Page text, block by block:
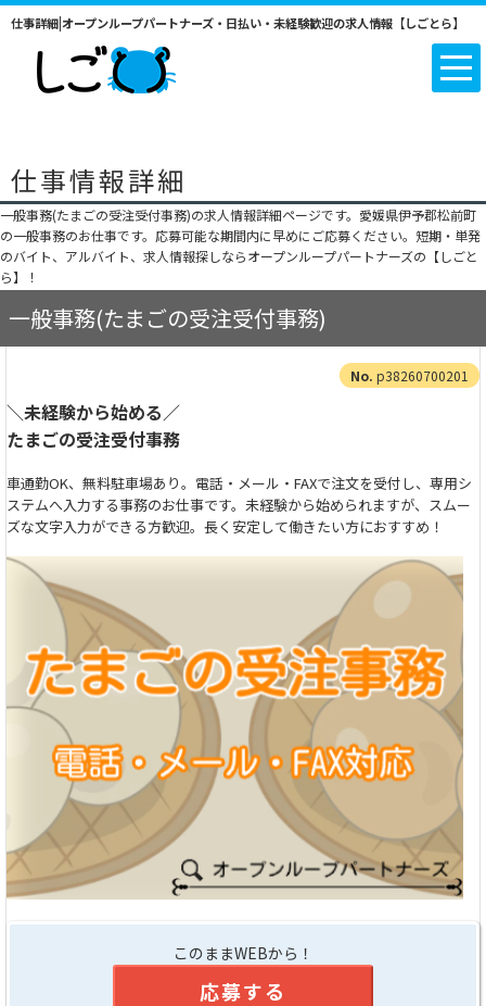
仕事詳細|オープンループパートナーズ・日払い・未経験歓迎の求人情報【しごとら】
仕事情報詳細
一般事務(たまごの受注受付事務)の求人情報詳細ページです。愛媛県伊予郡松前町
の一般事務のお仕事です。応募可能な期間内に早めにご応募ください。短期・単発
のバイト、アルバイト、求人情報探しならオープンループパートナーズの【しごと
ら】！
一般事務(たまごの受注受付事務)
p38260700201
＼未経験から始める／
たまごの受注受付事務
車通勤OK、無料駐車場あり。電話・メール・FAXで注文を受付し、専用シ
ステムへ入力する事務のお仕事です。未経験から始められますが、スムー
ズな文字入力ができる方歓迎。長く安定して働きたい方におすすめ！
このままWEBから！
応募する